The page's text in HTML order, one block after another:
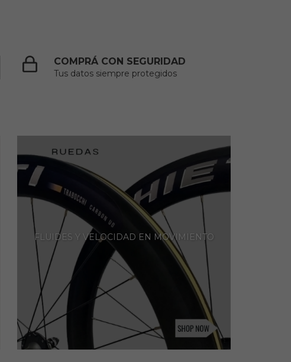
COMPRÁ CON SEGURIDAD
Tus datos siempre protegidos
FLUIDES Y VELOCIDAD EN MOVIMIENTO